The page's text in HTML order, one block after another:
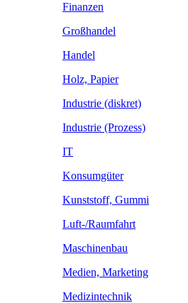
Finanzen
Großhandel
Handel
Holz, Papier
Industrie (diskret)
Industrie (Prozess)
IT
Konsumgüter
Kunststoff, Gummi
Luft-/Raumfahrt
Maschinenbau
Medien, Marketing
Medizintechnik